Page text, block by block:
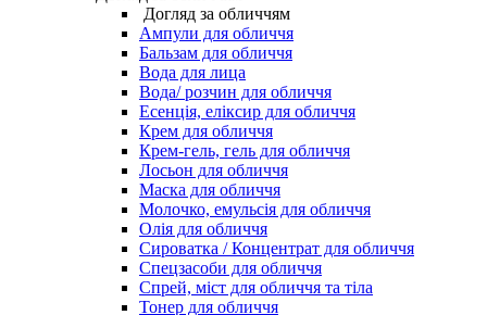
Догляд за обличчям
Ампули для обличчя
Бальзам для обличчя
Вода для лица
Вода/ розчин для обличчя
Есенція, еліксир для обличчя
Крем для обличчя
Крем-гель, гель для обличчя
Лосьон для обличчя
Маска для обличчя
Молочко, емульсія для обличчя
Олія для обличчя
Сироватка / Концентрат для обличчя
Спецзасоби для обличчя
Спрей, міст для обличчя та тіла
Тонер для обличчя